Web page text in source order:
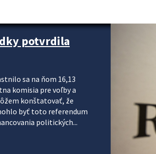
potvrdila
sa na ňom 16,13
komisia pre voľby a
konštatovať, že
byť toto referendum
politických...